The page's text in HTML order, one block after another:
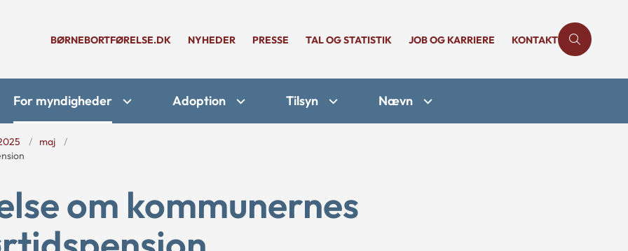
BØRNEBORTFØRELSE.DK NYHEDER PRESSE TAL OG STATISTIK JOB OG KARRIERE KONTAKT
For myndigheder Adoption Tilsyn Nævn
maj
om kommunernes